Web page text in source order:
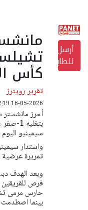
أرسل
للطابعة كأس
تقرير رويترز
16-05-2026 16:32:19
أحرز مانشستر
سيمينيو
واستدار
تمريرة عرضية
وبعد الهدف
حارس مرمى
بينما